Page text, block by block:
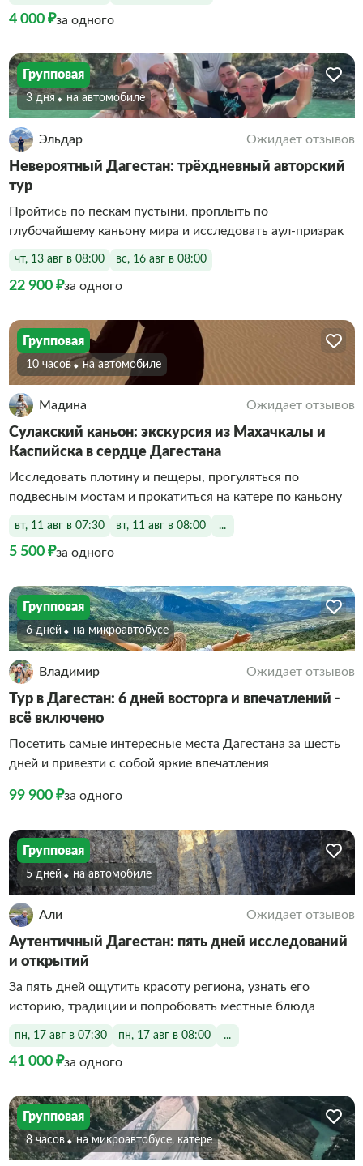
4 000 ₽за одного
Групповая
3 дня На автомобиле
Эльдар Ожидает отзывов
Невероятный Дагестан: трёхдневный авторский
тур
Пройтись по пескам пустыни, проплыть по
глубочайшему каньону мира и исследовать аул-призрак
чт, 13 авг в 08:00 вс, 16 авг в 08:00
22 900 ₽за одного
Групповая
10 часов На автомобиле
Мадина Ожидает отзывов
Сулакский каньон: экскурсия из Махачкалы и
Каспийска в сердце Дагестана
Исследовать плотину и пещеры, прогуляться по
подвесным мостам и прокатиться на катере по каньону
вт, 11 авг в 07:30 вт, 11 авг в 08:00 ...
5 500 ₽за одного
Групповая
6 дней На микроавтобусе
Владимир Ожидает отзывов
Тур в Дагестан: 6 дней восторга и впечатлений -
всё включено
Посетить самые интересные места Дагестана за шесть
дней и привезти с собой яркие впечатления
99 900 ₽за одного
Групповая
5 дней На автомобиле
Али Ожидает отзывов
Аутентичный Дагестан: пять дней исследований
и открытий
За пять дней ощутить красоту региона, узнать его
историю, традиции и попробовать местные блюда
пн, 17 авг в 07:30 пн, 17 авг в 08:00 ...
41 000 ₽за одного
Групповая
8 часов На микроавтобусе, катере